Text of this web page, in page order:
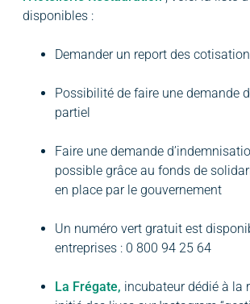
disponibles :
Demander un report des
Possibilité de faire une demande
partiel
Faire une demande
possible grâce au fonds de
en place par le gouvernement
Un numéro vert gratuit est
entreprises : 0 800 94 25 64
La Frégate, incubateur dédié à la